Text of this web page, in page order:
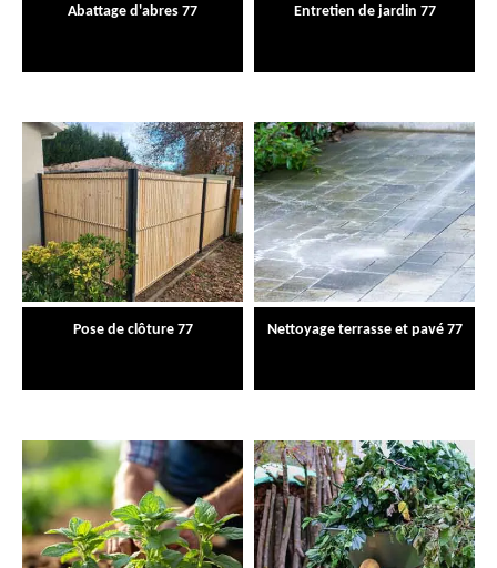
Abattage d'abres 77 Entretien de jardin 77
Pose de clôture 77 Nettoyage terrasse et pavé 77